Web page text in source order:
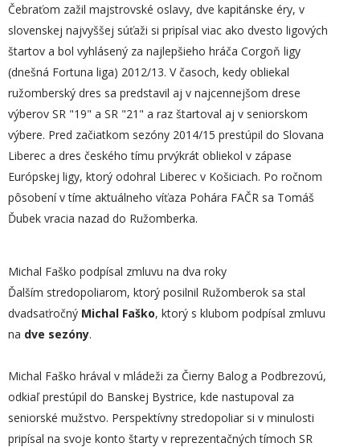
Čebraťom zažil majstrovské oslavy, dve kapitánske éry, v
slovenskej najvyššej súťaži si pripísal viac ako dvesto ligových
štartov a bol vyhlásený za najlepšieho hráča Corgoň ligy
(dnešná Fortuna liga) 2012/13. V časoch, kedy obliekal
ružomberský dres sa predstavil aj v najcennejšom drese
výberov SR "19" a SR "21" a raz štartoval aj v seniorskom
výbere. Pred začiatkom sezóny 2014/15 prestúpil do Slovana
Liberec a dres českého tímu prvýkrát obliekol v zápase
Európskej ligy, ktorý odohral Liberec v Košiciach. Po ročnom
pôsobení v tíme aktuálneho víťaza Pohára FAČR sa Tomáš
Ďubek vracia nazad do Ružomberka.
Michal Faško podpísal zmluvu na dva roky
Ďalším stredopoliarom, ktorý posilnil Ružomberok sa stal
dvadsaťročný Michal Faško, ktorý s klubom podpísal zmluvu
na dve sezóny.
Michal Faško hrával v mládeži za Čierny Balog a Podbrezovú,
odkiaľ prestúpil do Banskej Bystrice, kde nastupoval za
seniorské mužstvo. Perspektívny stredopoliar si v minulosti
pripísal na svoje konto štarty v reprezentačných tímoch SR